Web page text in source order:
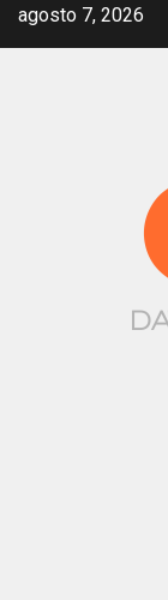
Saltar
agosto 7, 2026